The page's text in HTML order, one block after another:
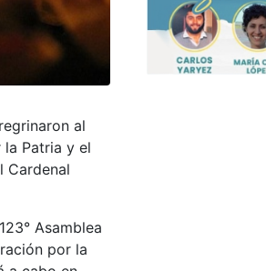
al
Patria y el
Cardenal
Asamblea
por la